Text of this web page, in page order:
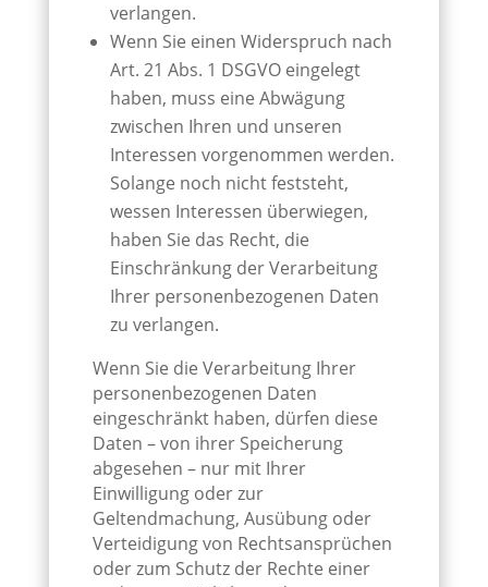
verlangen.
Wenn Sie einen Widerspruch nach
Art. 21 Abs. 1 DSGVO eingelegt
haben, muss eine Abwägung
zwischen Ihren und unseren
Interessen vorgenommen werden.
Solange noch nicht feststeht,
wessen Interessen überwiegen,
haben Sie das Recht, die
Einschränkung der Verarbeitung
Ihrer personenbezogenen Daten
zu verlangen.
Wenn Sie die Verarbeitung Ihrer
personenbezogenen Daten
eingeschränkt haben, dürfen diese
Daten – von ihrer Speicherung
abgesehen – nur mit Ihrer
Einwilligung oder zur
Geltendmachung, Ausübung oder
Verteidigung von Rechtsansprüchen
oder zum Schutz der Rechte einer